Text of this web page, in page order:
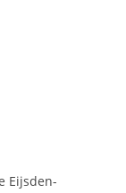
Eijsden-